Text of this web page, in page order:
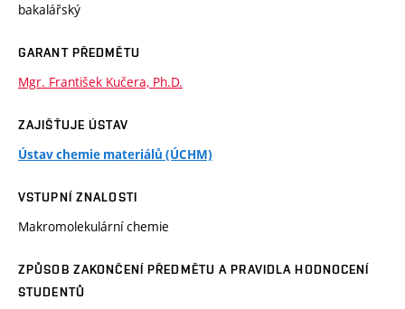
bakalářský
GARANT PŘEDMĚTU
Mgr. František Kučera, Ph.D.
ZAJIŠŤUJE ÚSTAV
Ústav chemie materiálů (ÚCHM)
VSTUPNÍ ZNALOSTI
Makromolekulární chemie
ZPŮSOB ZAKONČENÍ PŘEDMĚTU A PRAVIDLA HODNOCENÍ
STUDENTŮ